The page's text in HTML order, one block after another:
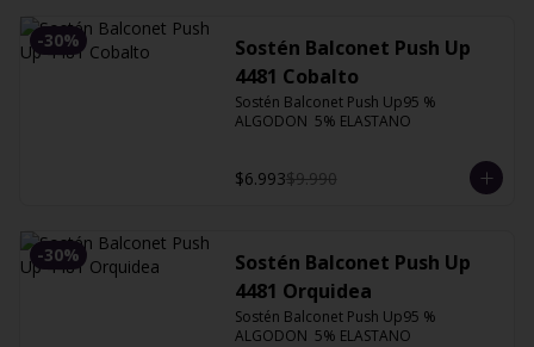
-30%
Sostén Balconet Push Up
4481 Cobalto
Sostén Balconet Push Up95 %
ALGODON  5% ELASTANO
$6.993$9.990
-30%
Sostén Balconet Push Up
4481 Orquidea
Sostén Balconet Push Up95 %
ALGODON  5% ELASTANO